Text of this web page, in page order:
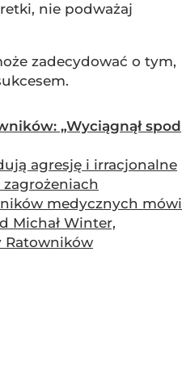
nie podważaj
zadecydować o tym,
„Wyciągnął spod
agresję i irracjonalne
medycznych mówi
Michał Winter,
Ratowników